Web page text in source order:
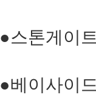
●스톤게이
●베이사이